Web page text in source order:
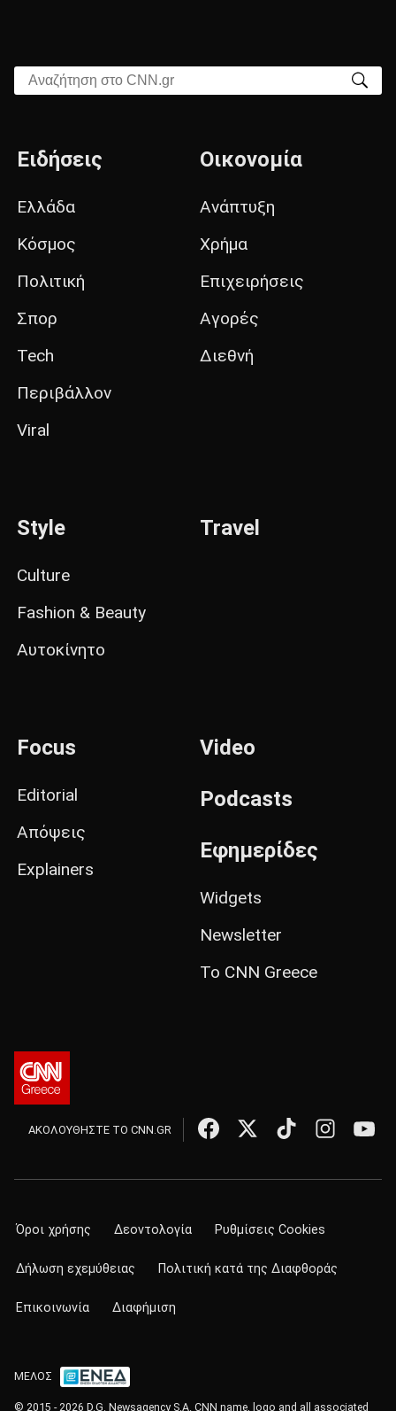
Αναζήτηση στο CNN.gr
Ειδήσεις
Ελλάδα
Κόσμος
Πολιτική
Σπορ
Tech
Περιβάλλον
Viral
Οικονομία
Ανάπτυξη
Χρήμα
Επιχειρήσεις
Αγορές
Διεθνή
Style
Culture
Fashion & Beauty
Αυτοκίνητο
Travel
Focus
Editorial
Απόψεις
Explainers
Video
Podcasts
Εφημερίδες
Widgets
Newsletter
Το CNN Greece
ΑΚΟΛΟΥΘΗΣΤΕ ΤΟ CNN.GR
Όροι χρήσης Δεοντολογία Ρυθμίσεις Cookies
Δήλωση εχεμύθειας Πολιτική κατά της Διαφθοράς
Επικοινωνία Διαφήμιση
ΜΕΛΟΣ
© 2015 - 2026 D.G. Newsagency S.A. CNN name, logo and all associated